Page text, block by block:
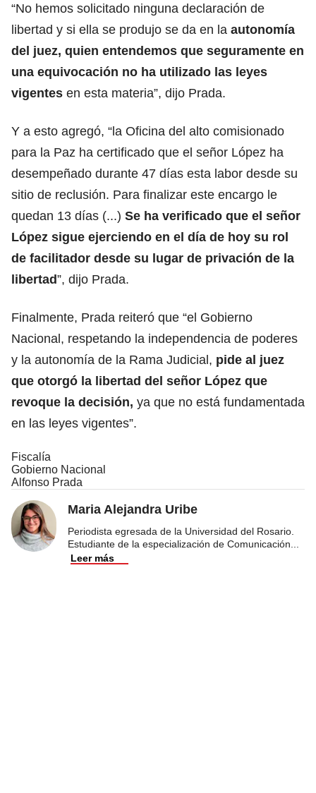
“No hemos solicitado ninguna declaración de
libertad y si ella se produjo se da en la autonomía
del juez, quien entendemos que seguramente en
una equivocación no ha utilizado las leyes
vigentes en esta materia”, dijo Prada.
Y a esto agregó, “la Oficina del alto comisionado
para la Paz ha certificado que el señor López ha
desempeñado durante 47 días esta labor desde su
sitio de reclusión. Para finalizar este encargo le
quedan 13 días (...) Se ha verificado que el señor
López sigue ejerciendo en el día de hoy su rol
de facilitador desde su lugar de privación de la
libertad”, dijo Prada.
Finalmente, Prada reiteró que “el Gobierno
Nacional, respetando la independencia de poderes
y la autonomía de la Rama Judicial, pide al juez
que otorgó la libertad del señor López que
revoque la decisión, ya que no está fundamentada
en las leyes vigentes”.
Fiscalía
Gobierno Nacional
Alfonso Prada
Maria Alejandra Uribe
Periodista egresada de la Universidad del Rosario.
Estudiante de la especialización de Comunicación
Leer más